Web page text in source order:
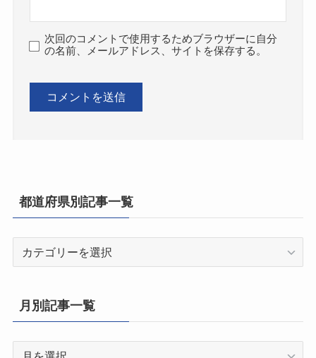
次回のコメントで使用するためブラウザーに自分
の名前、メールアドレス、サイトを保存する。
都道府県別記事一覧
県
別
月別記事一覧